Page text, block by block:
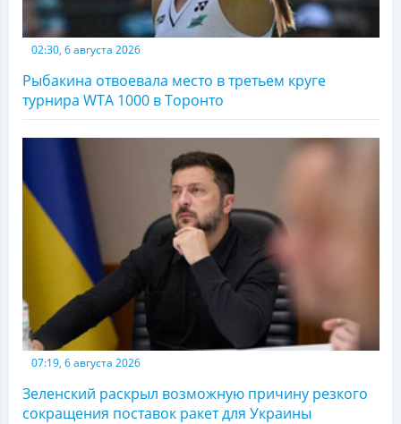
02:30, 6 августа 2026
Рыбакина отвоевала место в третьем круге
турнира WTA 1000 в Торонто
07:19, 6 августа 2026
Зеленский раскрыл возможную причину резкого
сокращения поставок ракет для Украины